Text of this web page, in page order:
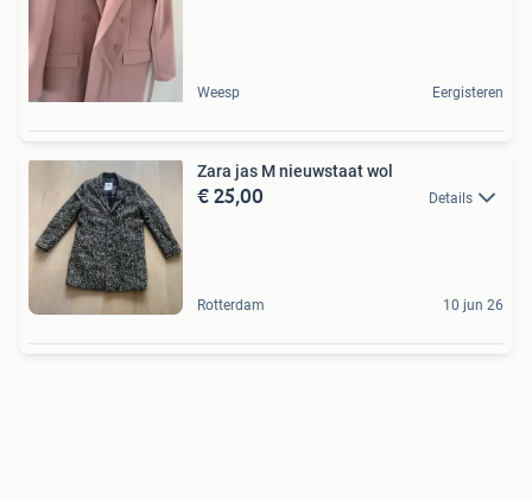
Weesp Eergisteren
Zara jas M nieuwstaat wol
€ 25,00 Details
Rotterdam 10 jun 26